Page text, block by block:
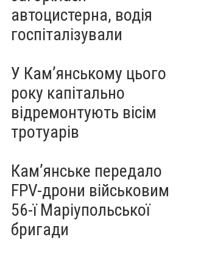
автоцистерна, водія
госпіталізували
У Кам’янському цього
року капітально
відремонтують вісім
тротуарів
Кам’янське передало
FPV-дрони військовим
56-ї Маріупольської
бригади